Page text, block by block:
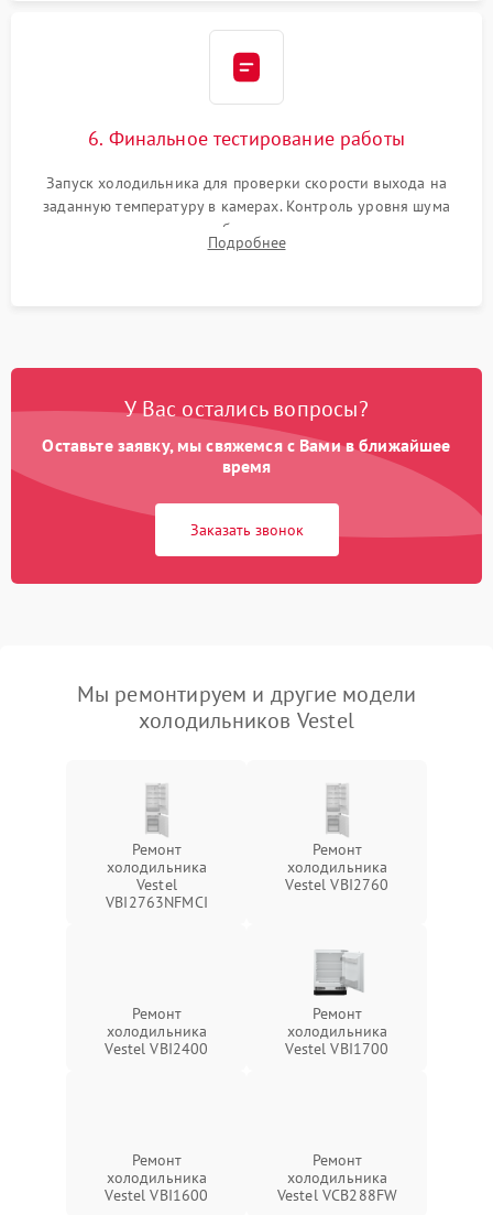
6. Финальное тестирование работы
Запуск холодильника для проверки скорости выхода на
заданную температуру в камерах. Контроль уровня шума
компрессора, отсутствия обмерзания стенок и корректного
срабатывания системы автоматической оттайки.
Подробнее
У Вас остались вопросы?
Оставьте заявку, мы свяжемся с Вами в ближайшее
время
Заказать звонок
Мы ремонтируем и другие модели
холодильников Vestel
Ремонт
холодильника
Vestel
VBI2763NFMCI
Ремонт
холодильника
Vestel VBI2760
Ремонт
холодильника
Vestel VBI2400
Ремонт
холодильника
Vestel VBI1700
Ремонт
холодильника
Vestel VBI1600
Ремонт
холодильника
Vestel VCB288FW